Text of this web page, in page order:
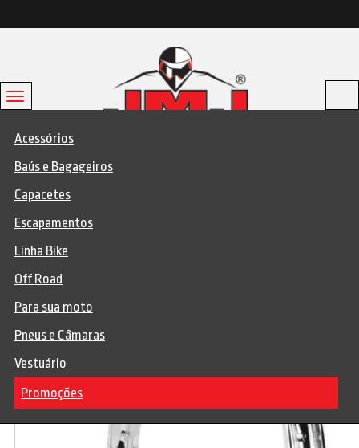
Toggle
Acessórios
Baús e Bagageiros
Capacetes
Escapamentos
Linha Bike
Off Road
Para sua moto
Pneus e Câmaras
Vestuário
Promoções